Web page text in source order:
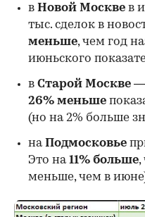
00:00 /
в Новой Москве в
тыс. сделок в
меньше, чем год
июньского
в Старой Москве —
26% меньше
(но на 2% больше
наПодмосковье
Это на11% больше,
меньше, чем в